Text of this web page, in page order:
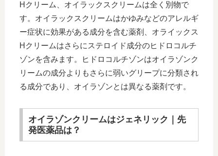
Hクリーム、オイラックスクリームは全く別物で
す。オイラックスクリームはかゆみなどのアレルギ
ー症状に効果がある成分を含む薬剤、オライックス
Hクリームはさらにステロイド成分のヒドロコルチ
ゾンを含みます。ヒドロコルチゾンはオイラゾンク
リームの成分よりもさらに弱いグリープに分類され
る成分であり、オイラゾンとは異なる薬剤です。
オイラゾンクリームはジェネリック｜先
発医薬品は？